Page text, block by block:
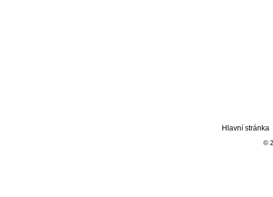
Hlavní stránka
©